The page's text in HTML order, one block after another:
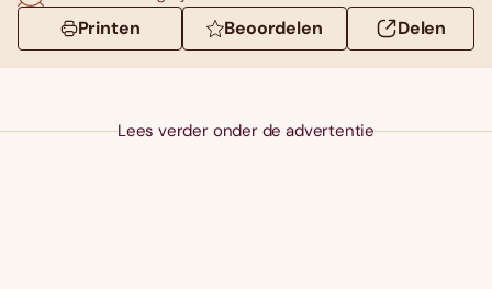
Printen Beoordelen Delen
Lees verder onder de advertentie